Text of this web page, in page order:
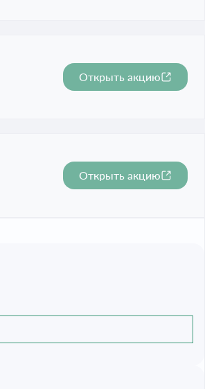
Открыть акцию
Открыть акцию